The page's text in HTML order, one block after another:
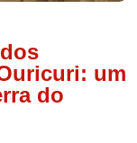
um
do